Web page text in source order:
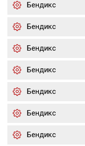
Бендикс
Бендикс
Бендикс
Бендикс
Бендикс
Бендикс
Бендикс